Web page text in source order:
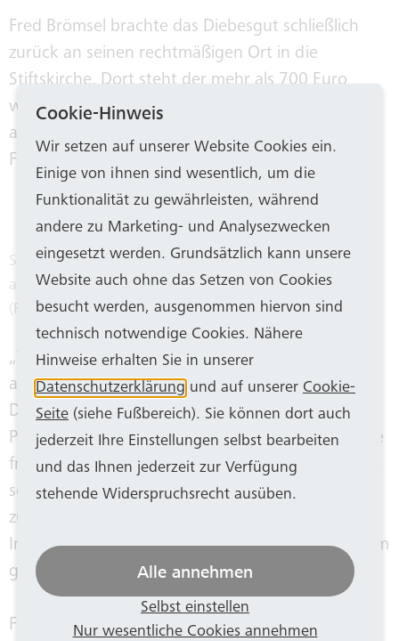
Fred Brömsel brachte das Diebesgut schließlich
zurück an seinen rechtmäßigen Ort in die
Stiftskirche. Dort steht der mehr als 700 Euro
wertvolle Leuchter an der Dietkirchenmadonna
aus dem 14. Jahrhundert, einer der ältesten
Figuren des Stifts.
Schnell konnte der Kerzenständer wieder an seinen
angestammten Platz in der Stiftskirche zurückkehren.
(Foto: Stadtdekanat Bonn)
„Wir sind Herrn Brömsel sehr dankbar für sein
aufmerksames, kluges und engagiertes Handeln.
Das verdient große Anerkennung und Dank. Die
Pfarrei St. Petrus und die Besucher der Stiftskirche
freuen sich, dass der wertvolle Leuchter wieder so
schnell an seinen angestammten Platz
zurückgekommen ist“, so Stadtdechant und
Innenstadtpfarrer Msgr. Dr. Markus Hofmann beim
gemeinsamen Fototermin.
Für Fred Brömsel ist Hilfsbereitschaft
Cookie-Hinweis
Wir setzen auf unserer Website Cookies ein.
Einige von ihnen sind wesentlich, um die
Funktionalität zu gewährleisten, während
andere zu Marketing- und Analysezwecken
eingesetzt werden. Grundsätzlich kann unsere
Website auch ohne das Setzen von Cookies
besucht werden, ausgenommen hiervon sind
technisch notwendige Cookies. Nähere
Hinweise erhalten Sie in unserer
Datenschutzerklärung und auf unserer Cookie-
Seite (siehe Fußbereich). Sie können dort auch
jederzeit Ihre Einstellungen selbst bearbeiten
und das Ihnen jederzeit zur Verfügung
stehende Widerspruchsrecht ausüben.
Alle annehmen
Selbst einstellen
Nur wesentliche Cookies annehmen